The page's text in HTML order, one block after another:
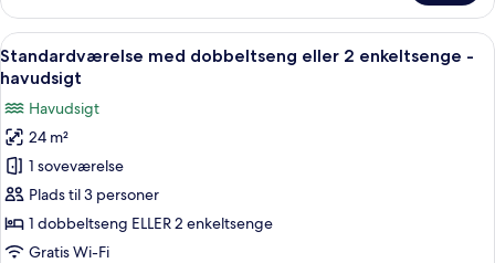
med
dobbeltseng
eller
2
enkeltsenge
Indlæs
alle
billeder
af
Standardværelse
med
dobbeltseng
eller
2
Et moderne hotelværelse med seng,
5
Standardværelse med dobbeltseng eller 2 enkeltsenge -
havudsigt
Havudsigt
24 m²
1 soveværelse
Plads til 3 personer
1 dobbeltseng ELLER 2 enkeltsenge
Gratis Wi-Fi